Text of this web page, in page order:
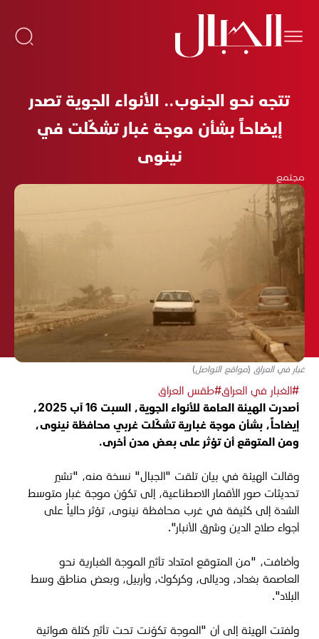
تتجه نحو الجنوب.. الأنواء الجوية تصدر
إيضاحاً بشأن موجة غبار تشكّلت في
نينوى
مجتمع
غبار في العراق (مواقع التواصل)
#الغبار في العراق#طقس العراق
أصدرت الهيئة العامة للأنواء الجوية، السبت 16 آب 2025،
إيضاحاً، بشأن موجة غبارية تشكّلت غربي محافظة نينوى،
ومن المتوقع أن تؤثر على بعض مدن أخرى.
وقالت الهيئة في بيان تلقت "الجبال" نسخة منه، "تشير
تحديثات صور الأقمار الاصطناعية، إلى تكوّن موجة غبار متوسط
الشدة إلى كثيفة في غرب محافظة نينوى، تؤثر حالياً على
أجواء صلاح الدين وشرق الأنبار".
وأضافت، "من المتوقع امتداد تأثير الموجة الغبارية نحو
العاصمة بغداد، وديالى، وكركوك، وأربيل، وبعض مناطق وسط
البلاد".
ولفتت الهيئة إلى أن "الموجة تكوّنت تحت تأثير كتلة هوائية